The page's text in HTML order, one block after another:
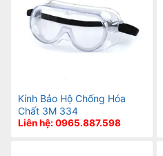
Kính Bảo Hộ Chống Hóa
Chất 3M 334
Liên hệ: 0965.887.598